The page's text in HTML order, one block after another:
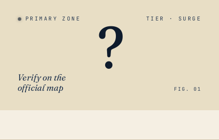
PRIMARY ZONE TIER · SURGE
?
Verify on the
official map
FIG. 01